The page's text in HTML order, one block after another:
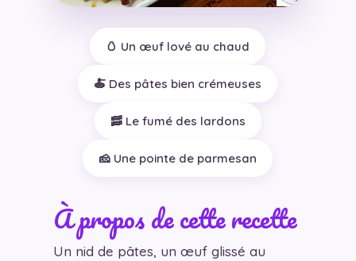
🥚 Un œuf lové au chaud
🍝 Des pâtes bien crémeuses
🥓 Le fumé des lardons
🧀 Une pointe de parmesan
À propos de cette recette
Un nid de pâtes, un œuf glissé au